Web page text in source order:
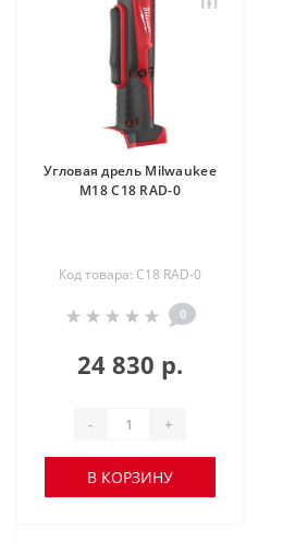
Угловая дрель Milwaukee
М18 C18 RAD-0
Код товара: C18 RAD-0
0
24 830 р.
- +
В КОРЗИНУ